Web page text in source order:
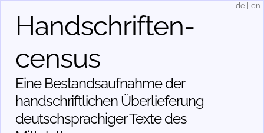
Handschriften­
census
Eine Bestandsaufnahme der
handschriftlichen Über­lieferung
deutschsprachiger Texte des
de en